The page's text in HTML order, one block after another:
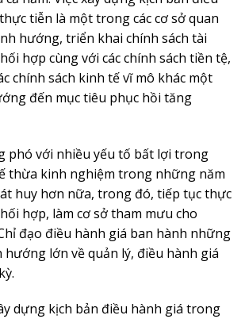
tiễn là một trong các cơ sở quan
hướng, triển khai chính sách tài
hợp cùng với các chính sách tiền tệ,
chính sách kinh tế vĩ mô khác một
đến mục tiêu phục hồi tăng
phó với nhiều yếu tố bất lợi trong
thừa kinh nghiệm trong những năm
huy hơn nữa, trong đó, tiếp tục thực
hợp, làm cơ sở tham mưu cho
đạo điều hành giá ban hành những
lớn về quản lý, điều hành giá
dựng kịch bản điều hành giá trong